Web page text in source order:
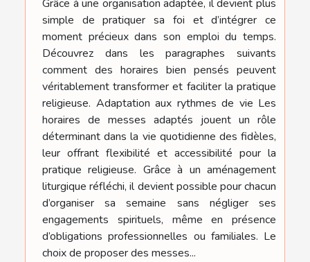
Grâce à une organisation adaptée, il devient plus
simple de pratiquer sa foi et d’intégrer ce
moment précieux dans son emploi du temps.
Découvrez dans les paragraphes suivants
comment des horaires bien pensés peuvent
véritablement transformer et faciliter la pratique
religieuse. Adaptation aux rythmes de vie Les
horaires de messes adaptés jouent un rôle
déterminant dans la vie quotidienne des fidèles,
leur offrant flexibilité et accessibilité pour la
pratique religieuse. Grâce à un aménagement
liturgique réfléchi, il devient possible pour chacun
d’organiser sa semaine sans négliger ses
engagements spirituels, même en présence
d’obligations professionnelles ou familiales. Le
choix de proposer des messes...